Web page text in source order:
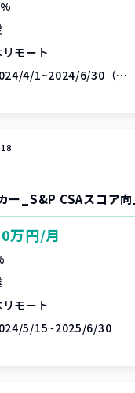
モート
4/1~2024/6/30（延長可能性有）
ー_S&P CSAスコア
万円/月
モート
5/15~2025/6/30